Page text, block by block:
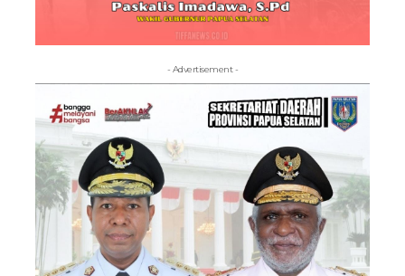
- Advertisement -